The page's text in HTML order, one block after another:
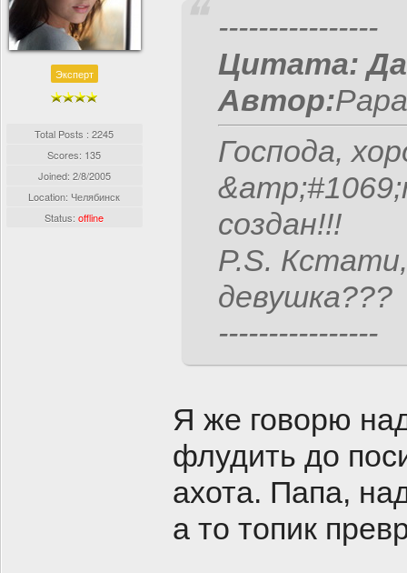
Эксперт
Total Posts : 2245
Scores: 135
Joined: 2/8/2005
Location: Челябинск
Status:offline
----------------
Цитата:
Автор:
Господа,
создан!!!
P.S.
девушка???
----------------
Я же говорю
флудить до
ахота. Папа,
а то топик